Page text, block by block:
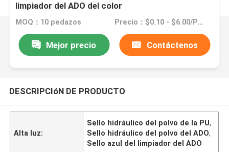
limpiador del ADO del color
MOQ：10 pedazos Precio：$0.10 - $6.00/Pieces
Mejor precio Contáctenos
DESCRIPCIóN DE PRODUCTO
Alta luz:
Sello hidráulico del polvo de la PU,
Sello hidráulico del polvo del ADO,
Sello azul del limpiador del ADO